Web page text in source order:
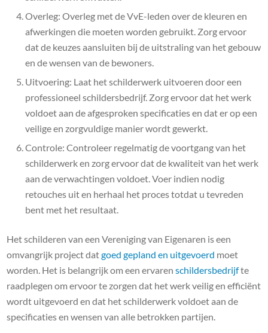
Overleg: Overleg met de VvE-leden over de kleuren en
afwerkingen die moeten worden gebruikt. Zorg ervoor
dat de keuzes aansluiten bij de uitstraling van het gebouw
en de wensen van de bewoners.
Uitvoering: Laat het schilderwerk uitvoeren door een
professioneel schildersbedrijf. Zorg ervoor dat het werk
voldoet aan de afgesproken specificaties en dat er op een
veilige en zorgvuldige manier wordt gewerkt.
Controle: Controleer regelmatig de voortgang van het
schilderwerk en zorg ervoor dat de kwaliteit van het werk
aan de verwachtingen voldoet. Voer indien nodig
retouches uit en herhaal het proces totdat u tevreden
bent met het resultaat.
Het schilderen van een Vereniging van Eigenaren is een
omvangrijk project datgoed gepland en uitgevoerd moet
worden. Het is belangrijk om een ​​ervarenschildersbedrijfte
raadplegen om ervoor te zorgen dat het werk veilig en efficiënt
wordt uitgevoerd en dat het schilderwerk voldoet aan de
specificaties en wensen van alle betrokken partijen.